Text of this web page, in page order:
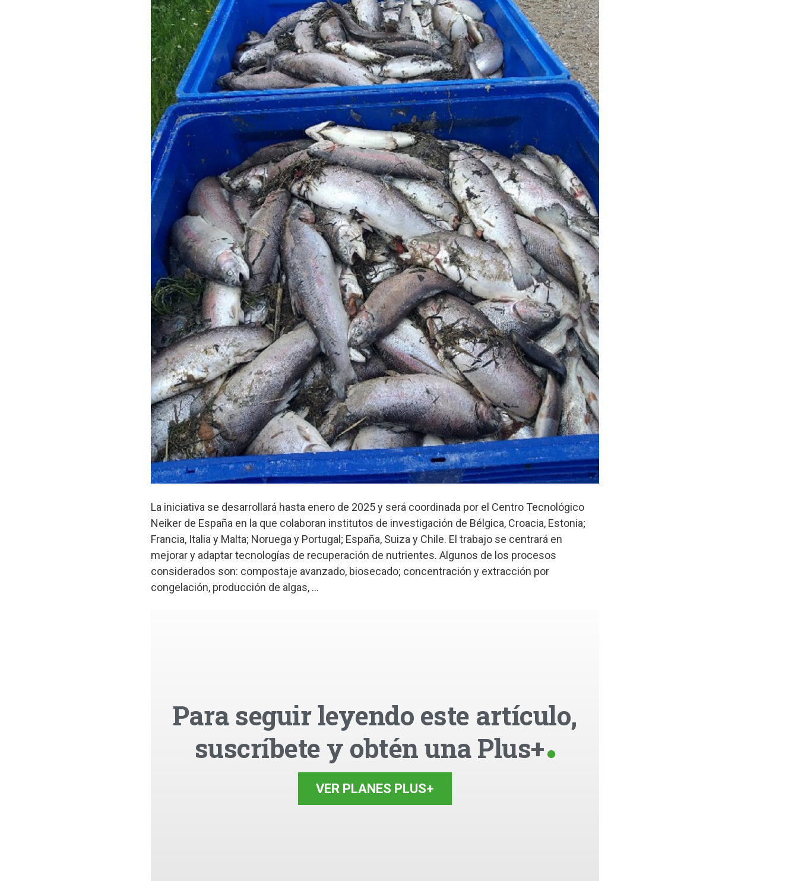
La iniciativa se desarrollará hasta enero de 2025 y será coordinada por el Centro Tecnológico
Neiker de España en la que colaboran institutos de investigación de Bélgica, Croacia, Estonia;
Francia, Italia y Malta; Noruega y Portugal; España, Suiza y Chile. El trabajo se centrará en
mejorar y adaptar tecnologías de recuperación de nutrientes. Algunos de los procesos
considerados son: compostaje avanzado, biosecado; concentración y extracción por
congelación, producción de algas, ...
Para seguir leyendo este artículo,
suscríbete y obtén una Plus+
VER PLANES PLUS+